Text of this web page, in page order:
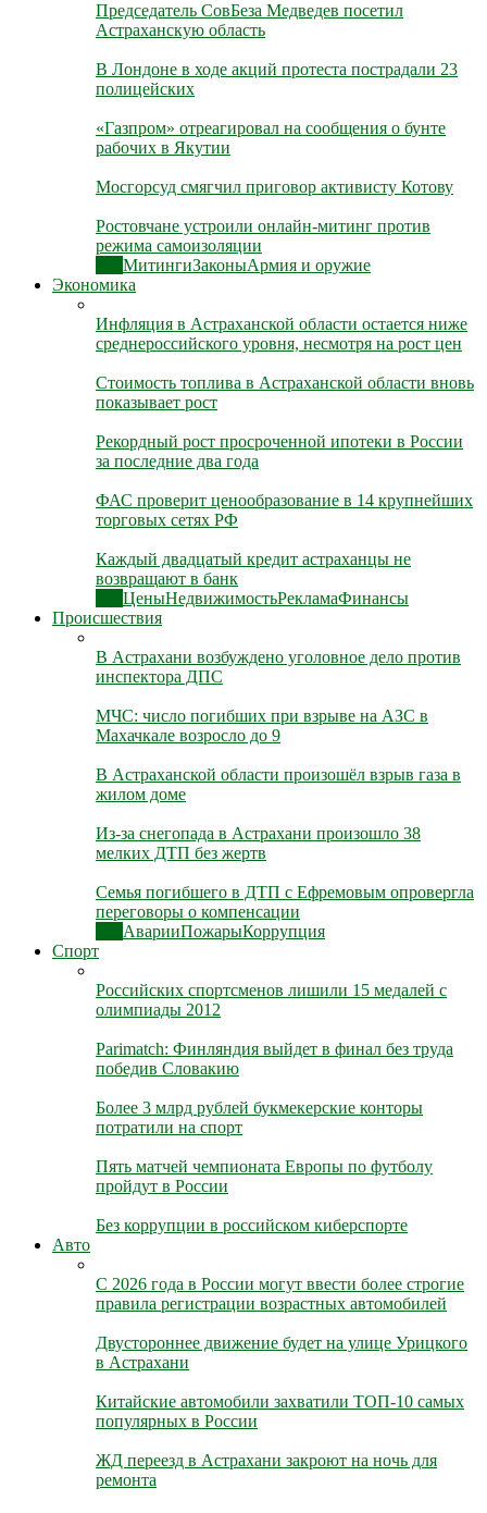
Председатель СовБеза Медведев посетил
Астраханскую область
В Лондоне в ходе акций протеста пострадали 23
полицейских
«Газпром» отреагировал на сообщения о бунте
рабочих в Якутии
Мосгорсуд смягчил приговор активисту Котову
Ростовчане устроили онлайн-митинг против
режима самоизоляции
МитингиЗаконыАрмия и оружие
Экономика
Инфляция в Астраханской области остается ниже
среднероссийского уровня, несмотря на рост цен
Стоимость топлива в Астраханской области вновь
показывает рост
Рекордный рост просроченной ипотеки в России
за последние два года
ФАС проверит ценообразование в 14 крупнейших
торговых сетях РФ
Каждый двадцатый кредит астраханцы не
возвращают в банк
ЦеныНедвижимостьРекламаФинансы
Происшествия
В Астрахани возбуждено уголовное дело против
инспектора ДПС
МЧС: число погибших при взрыве на АЗС в
Махачкале возросло до 9
В Астраханской области произошёл взрыв газа в
жилом доме
Из-за снегопада в Астрахани произошло 38
мелких ДТП без жертв
Семья погибшего в ДТП с Ефремовым опровергла
переговоры о компенсации
АварииПожарыКоррупция
Спорт
Российских спортсменов лишили 15 медалей с
олимпиады 2012
Parimatch: Финляндия выйдет в финал без труда
победив Словакию
Более 3 млрд рублей букмекерские конторы
потратили на спорт
Пять матчей чемпионата Европы по футболу
пройдут в России
Без коррупции в российском киберспорте
Авто
С 2026 года в России могут ввести более строгие
правила регистрации возрастных автомобилей
Двустороннее движение будет на улице Урицкого
в Астрахани
Китайские автомобили захватили ТОП-10 самых
популярных в России
ЖД переезд в Астрахани закроют на ночь для
ремонта